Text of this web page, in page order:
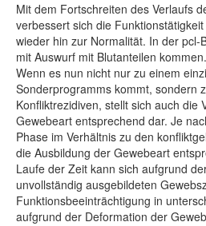
Mit dem Fortschreiten des Verlaufs
verbessert sich die
wieder hin zur Normalität. In der pcl-
mit Auswurf mit Blutanteilen kommen.
Wenn es nun nicht nur zu einem
Sonderprogramms kommt, sondern
Konfliktrezidiven, stellt sich auch die
Gewebeart entsprechend dar. Je
Phase im Verhältnis zu den
die Ausbildung der Gewebeart
Laufe der Zeit kann sich aufgrund
unvollständig ausgebildeten
Funktionsbeeinträchtigung in
aufgrund der Deformation der